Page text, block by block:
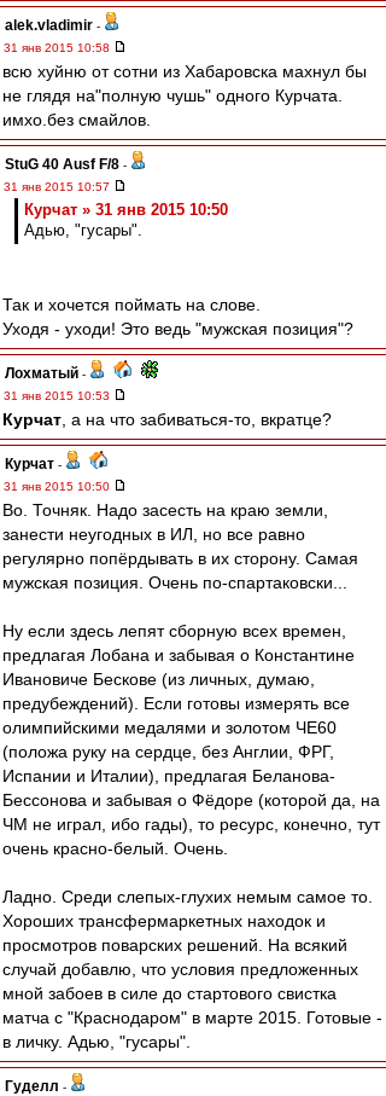
alek.vladimir -
31 янв 2015 10:58
всю хуйню от сотни из Хабаровска махнул бы
не глядя на"полную чушь" одного Курчата.
имхо.без смайлов.
StuG 40 Ausf F/8 -
31 янв 2015 10:57
Курчат » 31 янв 2015 10:50
Адью, "гусары".
Так и хочется поймать на слове.
Уходя - уходи! Это ведь "мужская позиция"?
Лохматый -
31 янв 2015 10:53
Курчат , а на что забиваться-то, вкратце?
Курчат -
31 янв 2015 10:50
Во. Точняк. Надо засесть на краю земли,
занести неугодных в ИЛ, но все равно
регулярно попёрдывать в их сторону. Самая
мужская позиция. Очень по-спартаковски...
Ну если здесь лепят сборную всех времен,
предлагая Лобана и забывая о Константине
Ивановиче Бескове (из личных, думаю,
предубеждений). Если готовы измерять все
олимпийскими медалями и золотом ЧЕ60
(положа руку на сердце, без Англии, ФРГ,
Испании и Италии), предлагая Беланова-
Бессонова и забывая о Фёдоре (которой да, на
ЧМ не играл, ибо гады), то ресурс, конечно, тут
очень красно-белый. Очень.
Ладно. Среди слепых-глухих немым самое то.
Хороших трансфермаркетных находок и
просмотров поварских решений. На всякий
случай добавлю, что условия предложенных
мной забоев в силе до стартового свистка
матча с "Краснодаром" в марте 2015. Готовые -
в личку. Адью, "гусары".
Гуделл -